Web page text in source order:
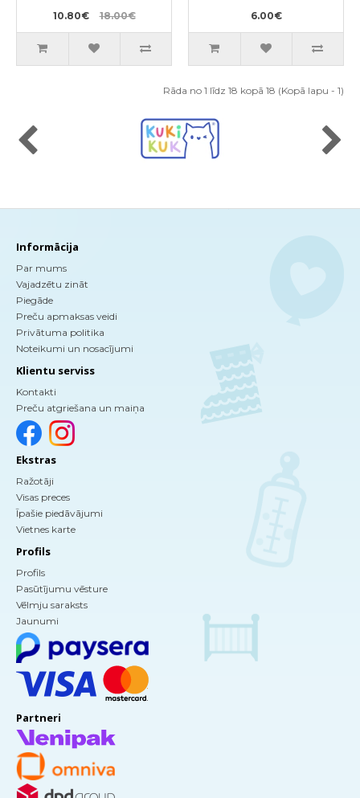
10.80€ 18.00€ 6.00€
Rāda no 1 līdz 18 kopā 18 (Kopā lapu - 1)
Informācija
Par mums
Vajadzētu zināt
Piegāde
Preču apmaksas veidi
Privātuma politika
Noteikumi un nosacījumi
Klientu serviss
Kontakti
Preču atgriešana un maiņa
Ekstras
Ražotāji
Visas preces
Īpašie piedāvājumi
Vietnes karte
Profils
Profils
Pasūtījumu vēsture
Vēlmju saraksts
Jaunumi
Partneri